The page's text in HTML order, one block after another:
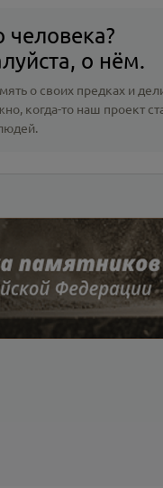
человека?
о нём.
о своих предках и
когда-то наш проект